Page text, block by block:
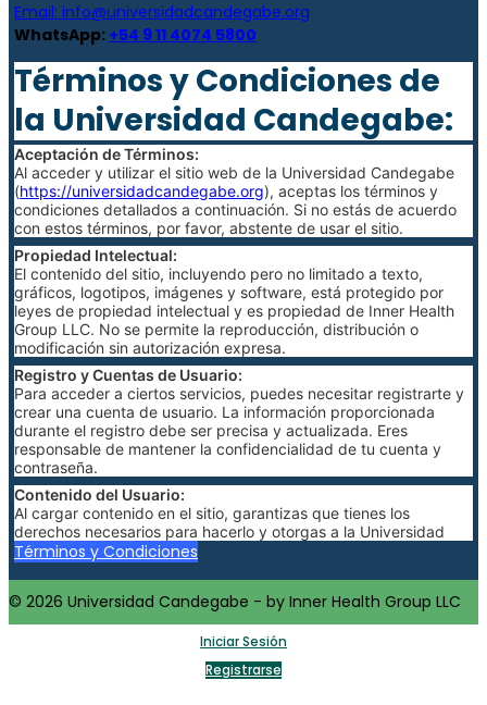
Email: info@universidadcandegabe.org
WhatsApp: +54 9 11 4074 5800
Términos y Condiciones de
la Universidad Candegabe:
Aceptación de Términos:
Al acceder y utilizar el sitio web de la Universidad Candegabe
(https://universidadcandegabe.org), aceptas los términos y
condiciones detallados a continuación. Si no estás de acuerdo
con estos términos, por favor, abstente de usar el sitio.
Propiedad Intelectual:
El contenido del sitio, incluyendo pero no limitado a texto,
gráficos, logotipos, imágenes y software, está protegido por
leyes de propiedad intelectual y es propiedad de Inner Health
Group LLC. No se permite la reproducción, distribución o
modificación sin autorización expresa.
Registro y Cuentas de Usuario:
Para acceder a ciertos servicios, puedes necesitar registrarte y
crear una cuenta de usuario. La información proporcionada
durante el registro debe ser precisa y actualizada. Eres
responsable de mantener la confidencialidad de tu cuenta y
contraseña.
Contenido del Usuario:
Al cargar contenido en el sitio, garantizas que tienes los
derechos necesarios para hacerlo y otorgas a la Universidad
Candegabe una licencia no exclusiva para usar, reproducir,
modificar y distribuir dicho contenido.
Política de Pago:
Las tarifas y condiciones de pago para cursos o servicios
adicionales se detallarán en la sección de pagos del sitio web. Al
realizar un pago, aceptas cumplir con dichas condiciones.
Cancelación y Reembolso:
Términos y Condiciones
© 2026 Universidad Candegabe - by Inner Health Group LLC
Iniciar Sesión
Registrarse